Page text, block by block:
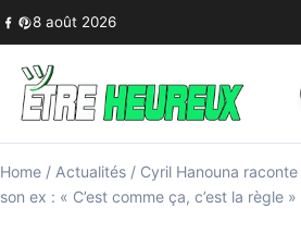
Skip to content
8 août 2026
Home / Actualités / Cyril Hanouna
son ex : « C’est comme ça, c’est la règle »